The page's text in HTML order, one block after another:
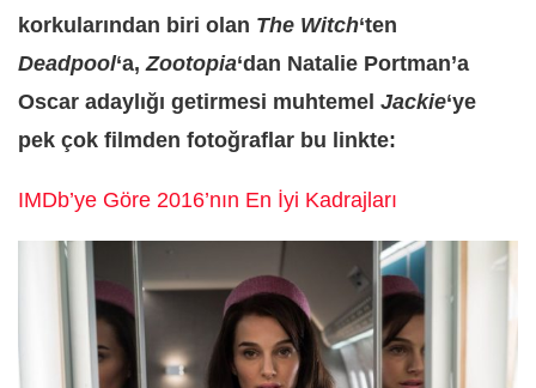
korkularından biri olan The Witch‘ten
Deadpool‘a,Zootopia‘dan Natalie Portman’a
Oscar adaylığı getirmesi muhtemel Jackie‘ye
pek çok filmden fotoğraflar bu linkte:
IMDb’ye Göre 2016’nın En İyi Kadrajları